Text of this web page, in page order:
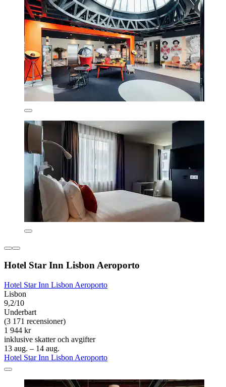
Hotel Star Inn Lisbon Aeroporto
Hotel Star Inn Lisbon Aeroporto
Lisbon
9,2/10
Underbart
(3 171 recensioner)
1 944 kr
inklusive skatter och avgifter
13 aug. – 14 aug.
Hotel Star Inn Lisbon Aeroporto